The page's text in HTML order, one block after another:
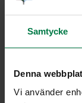
Samtycke
Denna
Vi använder